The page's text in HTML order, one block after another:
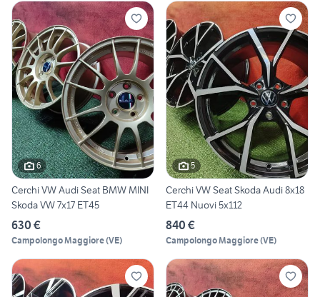
6
Cerchi VW Audi Seat BMW MINI
Skoda VW 7x17 ET45
630 €
Campolongo Maggiore(VE)
5
Cerchi VW Seat Skoda Audi 8x18
ET44 Nuovi 5x112
840 €
Campolongo Maggiore(VE)